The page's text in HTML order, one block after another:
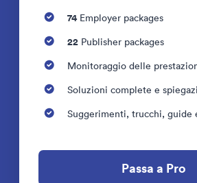
74Employer packages
22 Publisher packages
Monitoraggio delle
Soluzioni complete e
Suggerimenti, trucchi, guide
Passa a Pro